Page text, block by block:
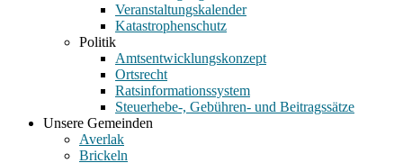
Veranstaltungskalender
Katastrophenschutz
Politik
Amtsentwicklungskonzept
Ortsrecht
Ratsinformationssystem
Steuerhebe-, Gebühren- und Beitragssätze
Unsere Gemeinden
Averlak
Brickeln